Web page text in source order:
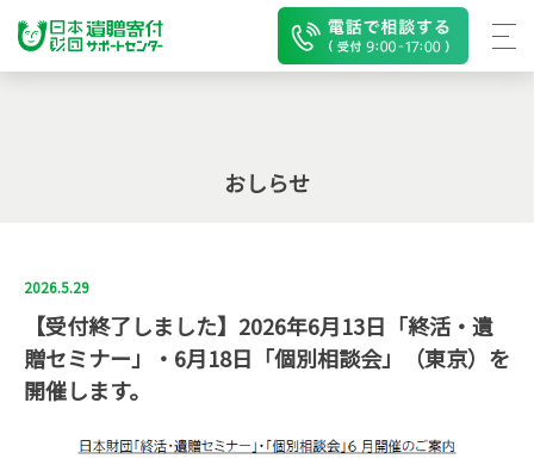
おしらせ
2026.5.29
【受付終了しました】2026年6月13日「終活・遺
贈セミナー」・6月18日「個別相談会」（東京）を
開催します。